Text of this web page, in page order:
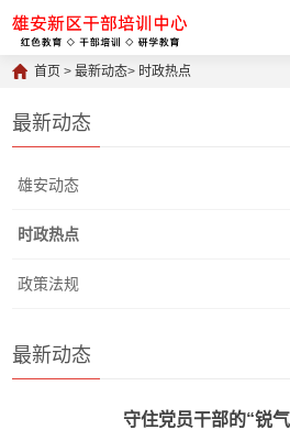
首页 >最新动态> 时政热点
最新动态
雄安动态
时政热点
政策法规
最新动态
守住党员干部的“锐